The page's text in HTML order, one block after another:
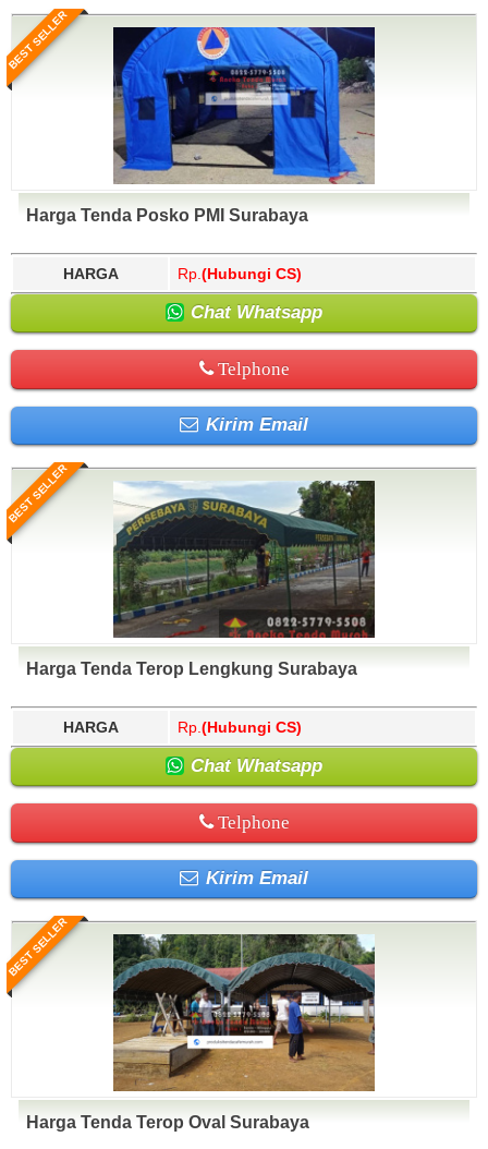
BEST SELLER
Harga Tenda Posko PMI Surabaya
HARGA Rp. (Hubungi CS)
Chat Whatsapp
Telphone
Kirim Email
BEST SELLER
Harga Tenda Terop Lengkung Surabaya
HARGA Rp. (Hubungi CS)
Chat Whatsapp
Telphone
Kirim Email
BEST SELLER
Harga Tenda Terop Oval Surabaya